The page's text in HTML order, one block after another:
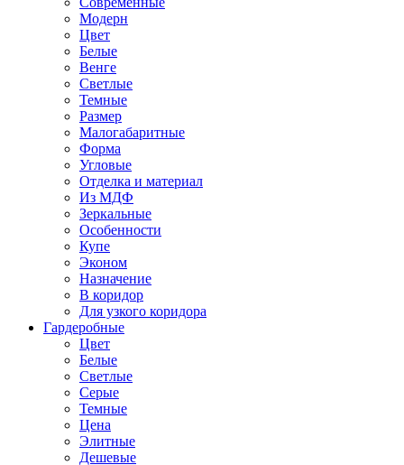
Модерн
Цвет
Белые
Венге
Светлые
Темные
Размер
Малогабаритные
Форма
Угловые
Отделка и материал
Из МДФ
Зеркальные
Особенности
Купе
Эконом
Назначение
В коридор
Для узкого коридора
Гардеробные
Цвет
Белые
Светлые
Серые
Темные
Цена
Элитные
Дешевые